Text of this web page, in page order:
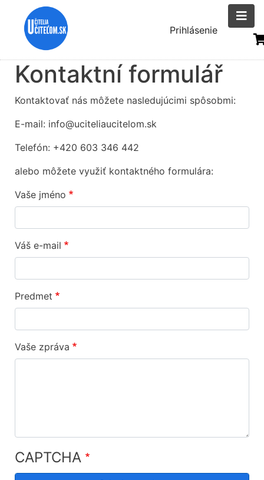
Menu
účtu
Prihlásenie
Kontaktní formulář
Kontaktovať nás môžete nasledujúcimi spôsobmi:
E-mail: info@uciteliaucitelom.sk
Telefón: +420 603 346 442
alebo môžete využiť kontaktného formulára:
Vaše jméno
Váš e-mail
Predmet
Vaše zpráva
CAPTCHA